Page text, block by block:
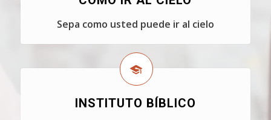
Sepa como usted puede ir al cielo
INSTITUTO BÍBLICO